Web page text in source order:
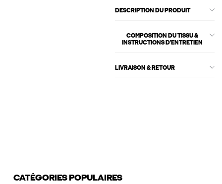
DESCRIPTION DU PRODUIT
COMPOSITION DU TISSU &
INSTRUCTIONS D'ENTRETIEN
LIVRAISON & RETOUR
CATÉGORIES POPULAIRES